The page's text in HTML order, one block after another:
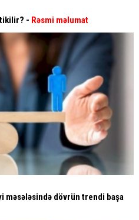
tikilir? - Rəsmi məlumat
məsələsində dövrün trendi başa